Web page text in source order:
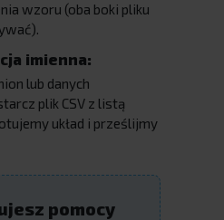
wzoru (oba boki pliku
imienna:
lub danych
plik CSV z listą
układ i prześlijmy
pomocy